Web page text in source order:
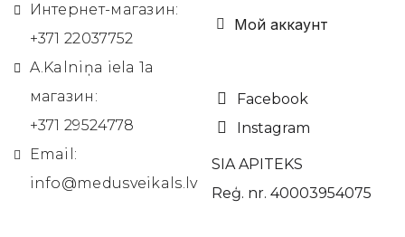
Интернет-магазин:
+371 22037752
A.Kalniņa iela 1a
магазин:
+371 29524778
Email:
info@medusveikals.lv
Мой аккаунт
Facebook
Instagram
SIA APITEKS
Reģ. nr. 40003954075